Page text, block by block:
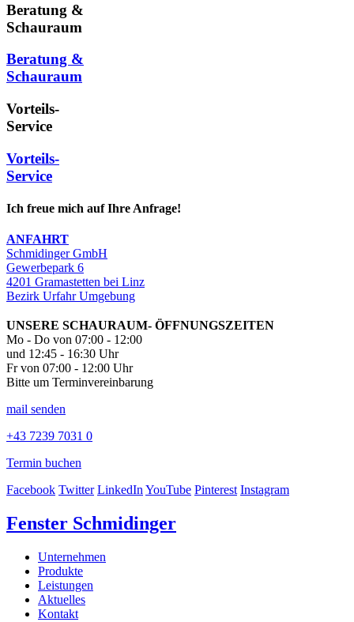
Beratung &
Schauraum
Beratung &
Schauraum
Vorteils-
Service
Vorteils-
Service
Ich freue mich auf Ihre Anfrage!
ANFAHRT
Schmidinger GmbH
Gewerbepark 6
4201 Gramastetten bei Linz
Bezirk Urfahr Umgebung
UNSERE SCHAURAUM- ÖFFNUNGSZEITEN
Mo - Do von 07:00 - 12:00
und 12:45 - 16:30 Uhr
Fr von 07:00 - 12:00 Uhr
Bitte um Terminvereinbarung
mail senden
+43 7239 7031 0
Termin buchen
Facebook Twitter LinkedInYouTube Pinterest Instagram
Fenster Schmidinger
Unternehmen
Produkte
Leistungen
Aktuelles
Kontakt